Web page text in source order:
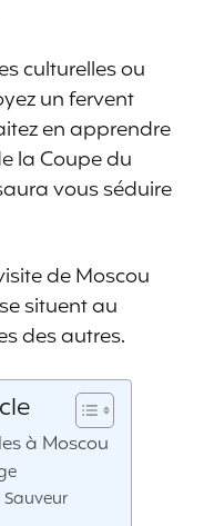
culturelles ou
un fervent
en apprendre
la Coupe du
vous séduire
de Moscou
situent au
des autres.
à Moscou